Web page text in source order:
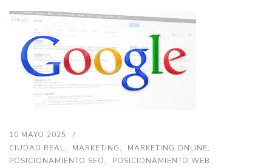
10 MAYO 2025
CIUDAD REAL
MARKETING
MARKETING ONLINE
POSICIONAMIENTO SEO
POSICIONAMIENTO WEB